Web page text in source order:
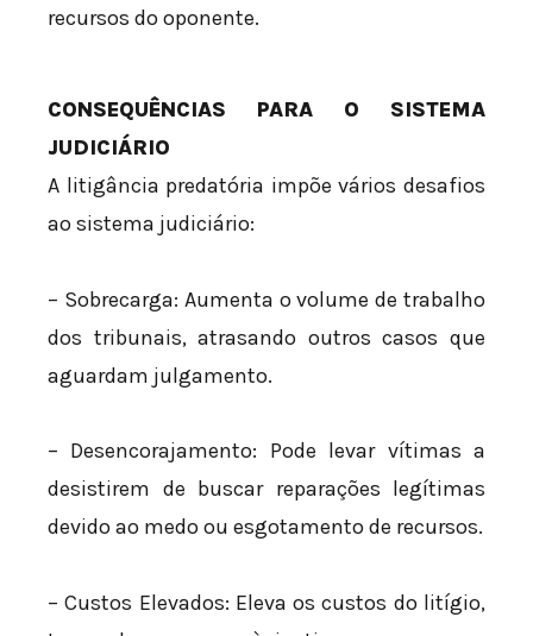
recursos do oponente.
CONSEQUÊNCIAS PARA O SISTEMA
JUDICIÁRIO
A litigância predatória impõe vários desafios
ao sistema judiciário:
– Sobrecarga: Aumenta o volume de trabalho
dos tribunais, atrasando outros casos que
aguardam julgamento.
– Desencorajamento: Pode levar vítimas a
desistirem de buscar reparações legítimas
devido ao medo ou esgotamento de recursos.
– Custos Elevados: Eleva os custos do litígio,